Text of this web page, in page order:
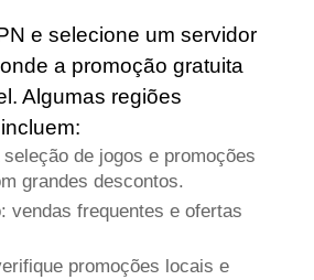
e selecione um servidor
a promoção gratuita
Algumas regiões
seleção de jogos e promoções
grandes descontos.
: vendas frequentes e ofertas
promoções locais e